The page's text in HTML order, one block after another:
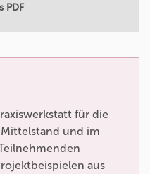
für die
und im
aus
PDF